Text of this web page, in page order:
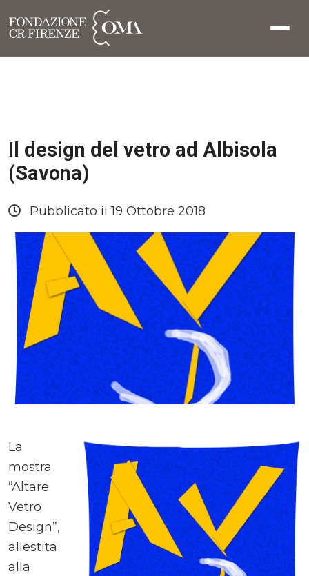
Il design del vetro ad Albisola
(Savona)
Pubblicato il 19 Ottobre 2018
La
mostra
“Altare
Vetro
Design”,
allestita
alla